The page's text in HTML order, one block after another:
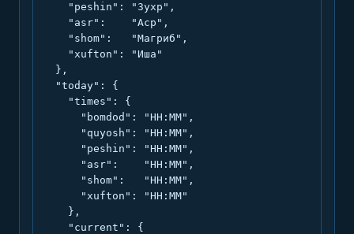
    "peshin": "Зухр",
    "asr":    "Аср",
    "shom":   "Магриб",
    "xufton": "Иша"
  },
  "today": {
    "times": {
      "bomdod": "HH:MM",
      "quyosh": "HH:MM",
      "peshin": "HH:MM",
      "asr":    "HH:MM",
      "shom":   "HH:MM",
      "xufton": "HH:MM"
    },
    "current": {